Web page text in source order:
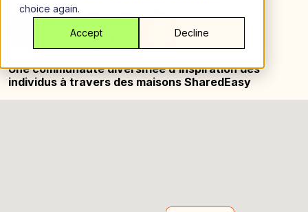
choice again.
Accept Decline
Une communauté diversifiée d’inspirationdes
individus à travers des maisons SharedEasy